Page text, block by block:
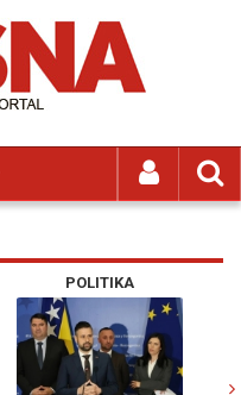
POLITIKA